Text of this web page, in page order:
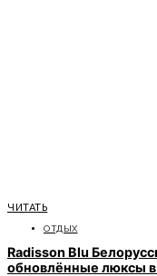
ЧИТАТЬ
ОТДЫХ
Radisson Blu
обновлённые люксы в